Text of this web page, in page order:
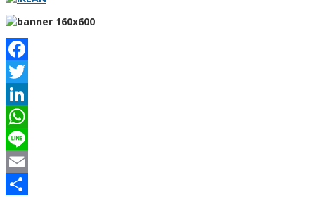
Facebook
Twitter
LinkedIn
WhatsApp
Line
Email